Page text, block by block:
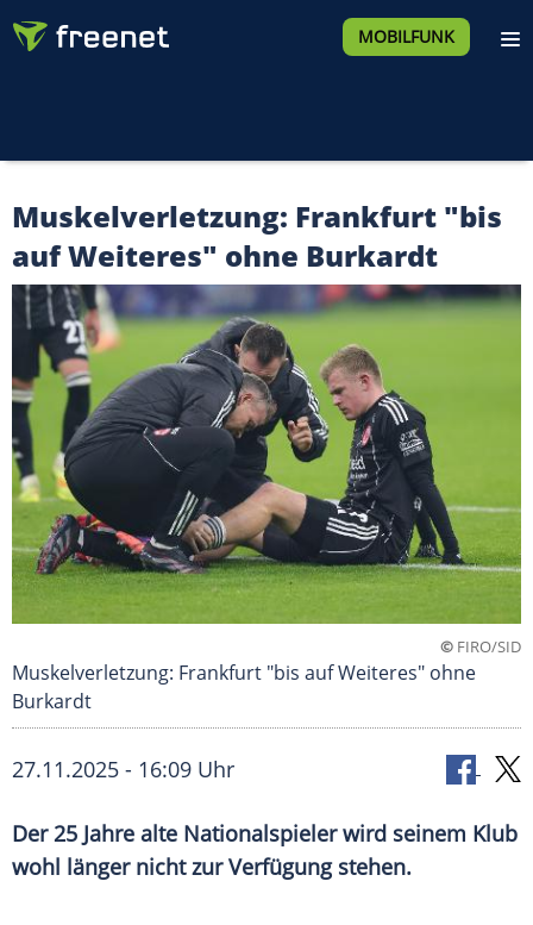
MOBILFUNK
Muskelverletzung: Frankfurt "bis
auf Weiteres" ohne Burkardt
© FIRO/SID
Muskelverletzung: Frankfurt "bis auf Weiteres" ohne
Burkardt
27.11.2025 - 16:09 Uhr
Der 25 Jahre alte Nationalspieler wird seinem Klub
wohl länger nicht zur Verfügung stehen.